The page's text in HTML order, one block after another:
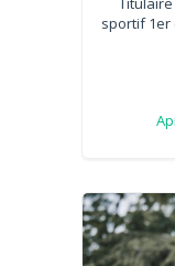
sportif 1er